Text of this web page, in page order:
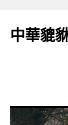
主
中華貔